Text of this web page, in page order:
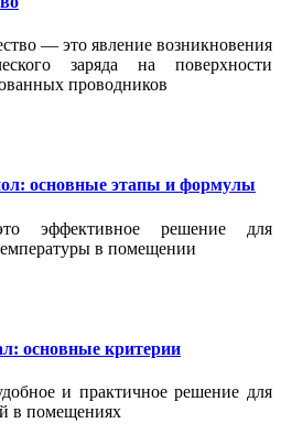
— это явление возникновения
заряда на поверхности
проводников
основные этапы и формулы
эффективное решение для
в помещении
основные критерии
и практичное решение для
в помещениях